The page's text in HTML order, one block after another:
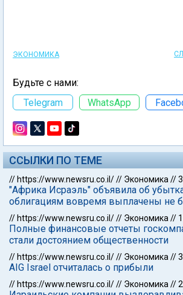
ЭКОНОМИКА
Будьте с нами:
Telegram
WhatsApp
ССЫЛКИ ПО ТЕМЕ
// https://www.newsru.co.il/// Экономика //
"Африка Исраэль" объявила об
облигациям вовремя выплачены не
// https://www.newsru.co.il/// Экономика //
Полные финансовые отчеты
стали достоянием общественности
// https://www.newsru.co.il/// Экономика //
AIG Israel отчиталась о прибыли
// https://www.newsru.co.il/// Экономика //